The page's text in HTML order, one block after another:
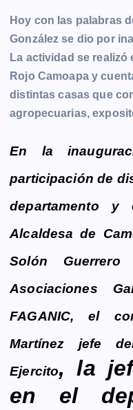
c
e
b
o
o
k
s
s
e
n
g
e
a
t
s
A
p
p
i
Hoy con las palabras
González se dio por
La actividad se realizó
Rojo Camoapa y
distintas casas que
agropecuarias,
En la
participación de
departamento
Alcaldesa de
Solón
Asociaciones
FAGANIC, el
Martínez jefe
Ejercito, la
en el